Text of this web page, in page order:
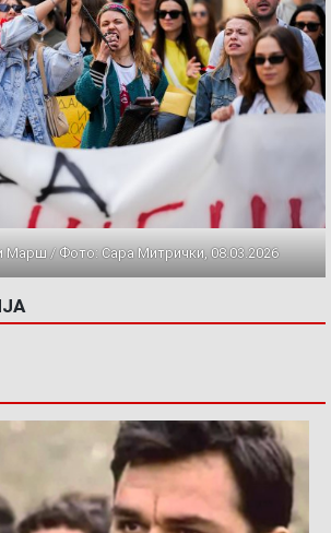
Марш / Фото: Сара Митрички, 08.03.2026